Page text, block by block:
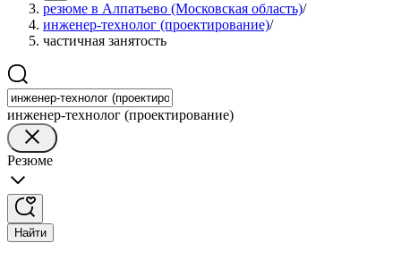
резюме в Алпатьево (Московская область)/
инженер-технолог (проектирование)/
частичная занятость
инженер-технолог (проектирование)
Резюме
Найти